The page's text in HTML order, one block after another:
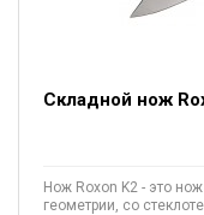
Складной нож
Нож Roxon K2 - это
геометрии, со